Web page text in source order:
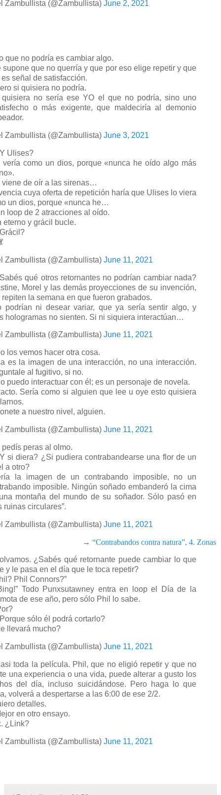
Zambullista (@Zambullista) June 2, 2021
que no podría es cambiar algo.
supone que no querría y que por eso elige repetir y que
señal de satisfacción.
si quisiera no podría.
quisiera no sería ese YO el que no podría, sino uno
o más exigente, que maldeciría al demonio
Zambullista (@Zambullista) June 3, 2021
Ulises?
vería como un dios, porque «nunca he oído algo más
de oír a las sirenas…
cuya oferta de repetición haría que Ulises lo viera
un dios, porque «nunca he…
loop de 2 atracciones al oído.
eterno y grácil bucle.
Zambullista (@Zambullista) June 11, 2021
qué otros retornantes no podrían cambiar nada?
Morel y las demás proyecciones de su invención,
repiten la semana en que fueron grabados.
podrían ni desear variar, que ya sería sentir algo, y
hologramas no sienten. Si ni siquiera interactúan…
Zambullista (@Zambullista) June 11, 2021
los vemos hacer otra cosa.
es la imagen de una interacción, no una interacción.
al fugitivo, si no.
puedo interactuar con él; es un personaje de novela.
Sería como si alguien que lee u oye esto quisiera
a nuestro nivel, alguien.
Zambullista (@Zambullista) June 11, 2021
pedís peras al olmo.
si diera? ¿Si pudiera contrabandearse una flor de un
a otro?
la imagen de un contrabando imposible, no un
imposible. Ningún soñado embanderó la cima
montaña del mundo de su soñador. Sólo pasó en
ruinas circulares”.
Zambullista (@Zambullista) June 11, 2021
→ “Contrabandos contra natura”, 4. Zonas
¿Sabés qué retornante puede cambiar lo que
y le pasa en el día que le toca repetir?
Phil Connors?”
Todo Punxsutawney entra en loop el Día de la
de ese año, pero sólo Phil lo sabe.
sólo él podrá cortarlo?
llevará mucho?
Zambullista (@Zambullista) June 11, 2021
toda la película. Phil, que no eligió repetir y que no
una experiencia o una vida, puede alterar a gusto los
del día, incluso suicidándose. Pero haga lo que
volverá a despertarse a las 6:00 de ese 2/2.
detalles.
en otro ensayo.
¿Link?
Zambullista (@Zambullista) June 11, 2021